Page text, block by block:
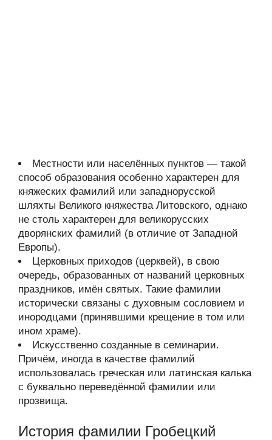
Местности или населённых пунктов — такой
способ образования особенно характерен для
княжеских фамилий или западнорусской
шляхты Великого княжества Литовского, однако
не столь характерен для великорусских
дворянских фамилий (в отличие от Западной
Европы).
Церковных приходов (церквей), в свою
очередь, образованных от названий церковных
праздников, имён святых. Такие фамилии
исторически связаны с духовным сословием и
инородцами (принявшими крещение в том или
ином храме).
Искусственно созданные в семинарии.
Причём, иногда в качестве фамилий
использовалась греческая или латинская калька
с буквально переведённой фамилии или
прозвища.
История фамилии Гробецкий